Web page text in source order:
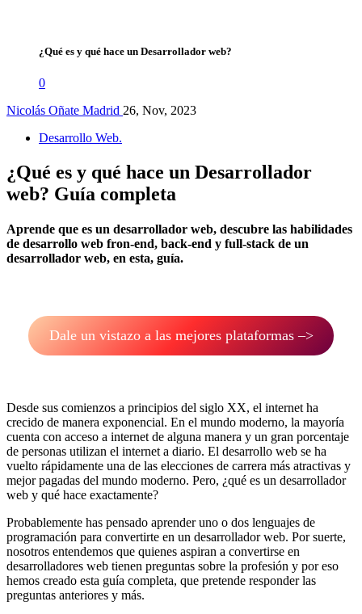
¿Qué es y qué hace un Desarrollador web?
0
Nicolás Oñate Madrid 26, Nov, 2023
Desarrollo Web.
¿Qué es y qué hace un Desarrollador
web? Guía completa
Aprende que es un desarrollador web, descubre las habilidades
de desarrollo web fron-end, back-end y full-stack de un
desarrollador web, en esta, guía.
Dale un vistazo a las mejores plataformas –>
Desde sus comienzos a principios del siglo XX, el internet ha
crecido de manera exponencial. En el mundo moderno, la mayoría
cuenta con acceso a internet de alguna manera y un gran porcentaje
de personas utilizan el internet a diario. El desarrollo web se ha
vuelto rápidamente una de las elecciones de carrera más atractivas y
mejor pagadas del mundo moderno. Pero, ¿qué es un desarrollador
web y qué hace exactamente?
Probablemente has pensado aprender uno o dos lenguajes de
programación para convertirte en un desarrollador web. Por suerte,
nosotros entendemos que quienes aspiran a convertirse en
desarrolladores web tienen preguntas sobre la profesión y por eso
hemos creado esta guía completa, que pretende responder las
preguntas anteriores y más.